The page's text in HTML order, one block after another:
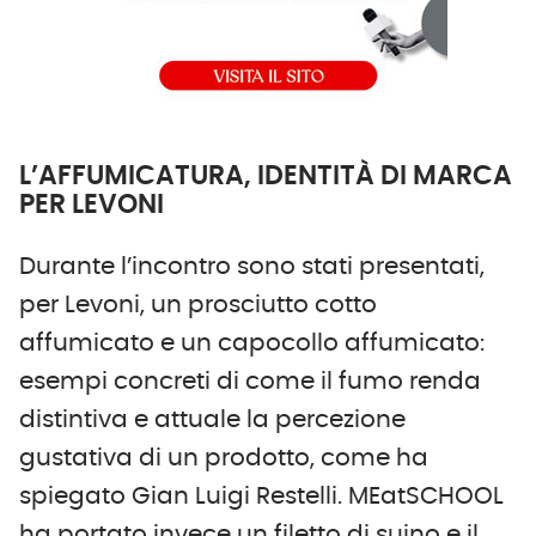
L’AFFUMICATURA, IDENTITÀ DI MARCA
PER LEVONI
Durante l’incontro sono stati presentati,
per Levoni, un prosciutto cotto
affumicato e un capocollo affumicato:
esempi concreti di come il fumo renda
distintiva e attuale la percezione
gustativa di un prodotto, come ha
spiegato Gian Luigi Restelli. MEatSCHOOL